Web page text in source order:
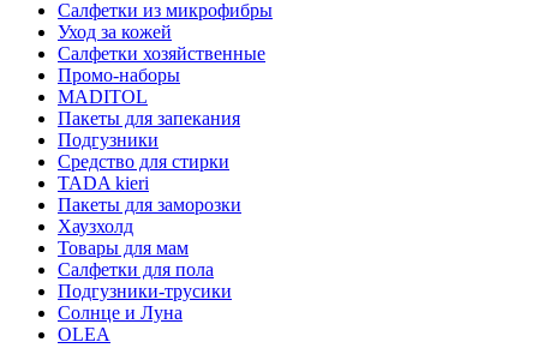
Салфетки из микрофибры
Уход за кожей
Салфетки хозяйственные
Промо-наборы
MADITOL
Пакеты для запекания
Подгузники
Средство для стирки
TADA kieri
Пакеты для заморозки
Хаузхолд
Товары для мам
Салфетки для пола
Подгузники-трусики
Солнце и Луна
OLEA